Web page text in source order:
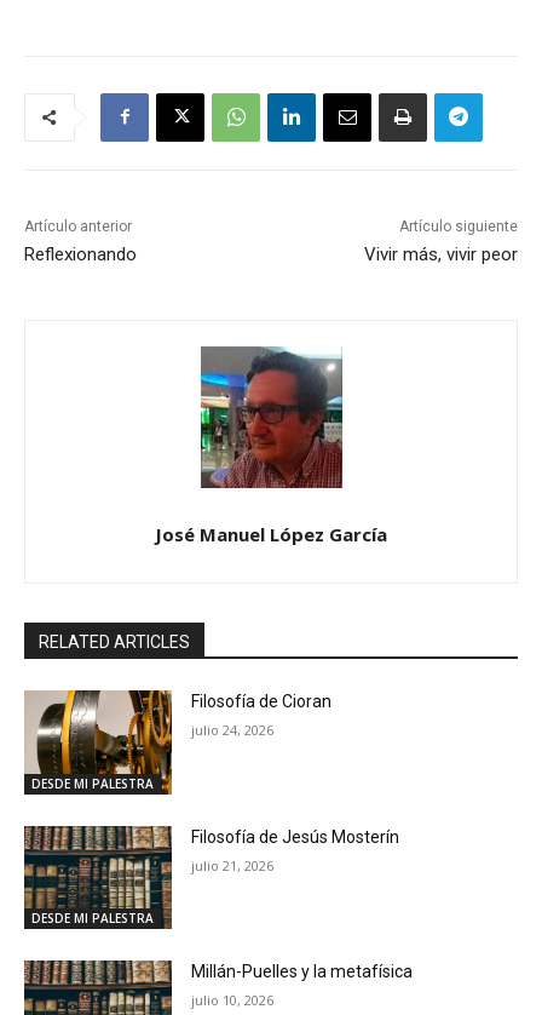
Artículo anterior
Reflexionando
Artículo siguiente
Vivir más, vivir peor
José Manuel López García
RELATED ARTICLES
DESDE MI PALESTRA
Filosofía de Cioran
julio 24, 2026
DESDE MI PALESTRA
Filosofía de Jesús Mosterín
julio 21, 2026
Millán-Puelles y la metafísica
julio 10, 2026